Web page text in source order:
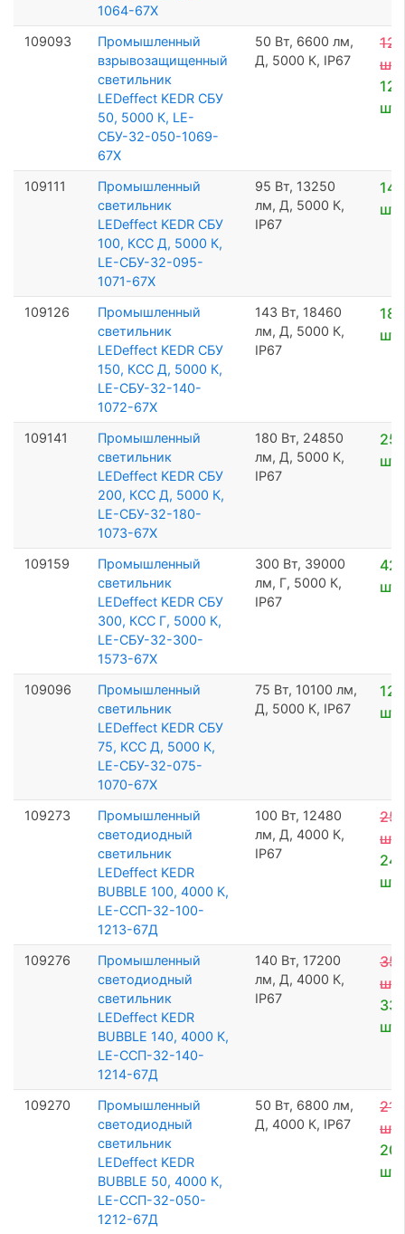
1064-67Х
109093
Промышленный
взрывозащищенный
светильник
LEDeffect KEDR СБУ
50, 5000 К, LE-
СБУ-32-050-1069-
67Х
50 Вт, 6600 лм,
Д, 5000 К, IP67
12
шт
12
шт
109111
Промышленный
светильник
LEDeffect KEDR СБУ
100, КСС Д, 5000 К,
LE-СБУ-32-095-
1071-67Х
95 Вт, 13250
лм, Д, 5000 К,
IP67
14
шт
109126
Промышленный
светильник
LEDeffect KEDR СБУ
150, КСС Д, 5000 К,
LE-СБУ-32-140-
1072-67Х
143 Вт, 18460
лм, Д, 5000 К,
IP67
18
шт
109141
Промышленный
светильник
LEDeffect KEDR СБУ
200, КСС Д, 5000 К,
LE-СБУ-32-180-
1073-67Х
180 Вт, 24850
лм, Д, 5000 К,
IP67
25
шт
109159
Промышленный
светильник
LEDeffect KEDR СБУ
300, КСС Г, 5000 К,
LE-СБУ-32-300-
1573-67Х
300 Вт, 39000
лм, Г, 5000 К,
IP67
42
шт
109096
Промышленный
светильник
LEDeffect KEDR СБУ
75, КСС Д, 5000 К,
LE-СБУ-32-075-
1070-67Х
75 Вт, 10100 лм,
Д, 5000 К, IP67
12
шт
109273
Промышленный
светодиодный
светильник
LEDeffect KEDR
BUBBLE 100, 4000 К,
LE-ССП-32-100-
1213-67Д
100 Вт, 12480
лм, Д, 4000 К,
IP67
25
шт
24
шт
109276
Промышленный
светодиодный
светильник
LEDeffect KEDR
BUBBLE 140, 4000 К,
LE-ССП-32-140-
1214-67Д
140 Вт, 17200
лм, Д, 4000 К,
IP67
35
шт
33
шт
109270
Промышленный
светодиодный
светильник
LEDeffect KEDR
BUBBLE 50, 4000 К,
LE-ССП-32-050-
1212-67Д
50 Вт, 6800 лм,
Д, 4000 К, IP67
21
шт
20
шт